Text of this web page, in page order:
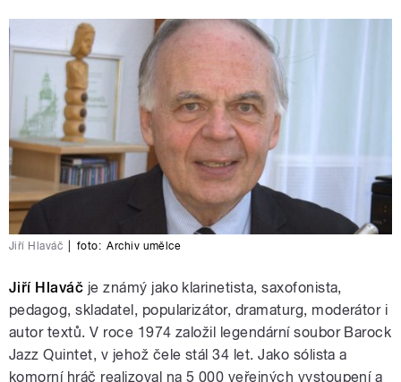
Jiří Hlaváč foto: Archiv umělce
Jiří Hlaváč je známý jako klarinetista, saxofonista,
pedagog, skladatel, popularizátor, dramaturg, moderátor i
autor textů. V roce 1974 založil legendární soubor Barock
Jazz Quintet, v jehož čele stál 34 let. Jako sólista a
komorní hráč realizoval na 5 000 veřejných vystoupení a